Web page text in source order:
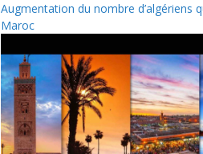
Augmentation du nombre d’algériens
Maroc